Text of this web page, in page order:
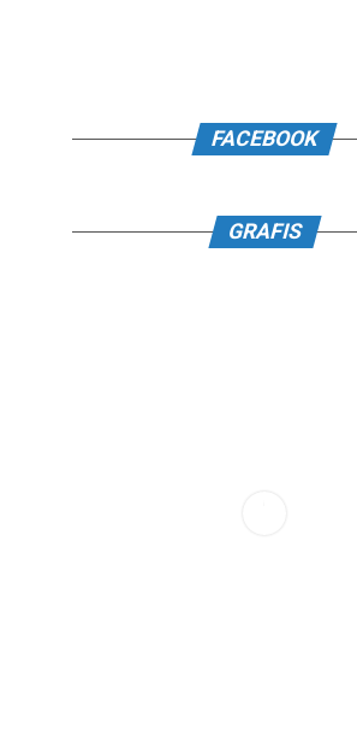
FACEBOOK
GRAFIS